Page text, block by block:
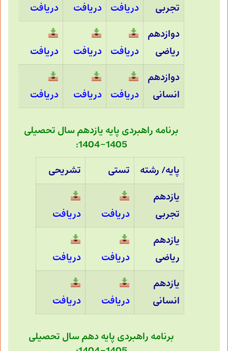
تجربی
دریافت دریافت
دریافت
دوازدهم
ریاضی
دریافت دریافت
دریافت
دوازدهم
انسانی
دریافت دریافت دریافت
برنامه راهبردی پایه یازدهم سال تحصیلی
1405-1404:
پایه/ رشته
تستی
تشریحی
یازدهم
تجربی
دریافت
دریافت
یازدهم
ریاضی
دریافت
دریافت
یازدهم
انسانی
دریافت دریافت
برنامه راهبردی پایه دهم سال تحصیلی